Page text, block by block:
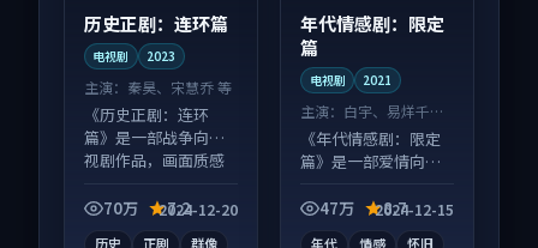
历史正剧：连环篇
电视剧 2023
主演： 秦昊、宋慧乔 等
《历史正剧：连环
篇》是一部战争向电
视剧作品，画面质感
合度高。
70万 7.2
2024-12-20
历史 正剧 群像
年代情感剧：限定
篇
电视剧 2021
主演： 白宇、易烊千玺
等
《年代情感剧：限定
篇》是一部爱情向电
端观看，细节更丰
47万 8.7
2024-12-15
年代 情感 怀旧